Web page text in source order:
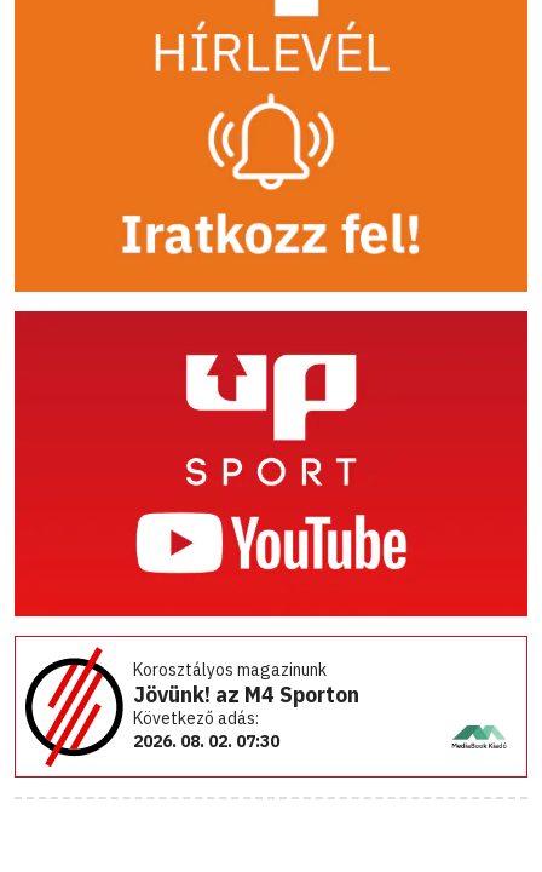
Korosztályos magazinunk
Jövünk! az M4 Sporton
Következő adás:
2026. 08. 02. 07:30